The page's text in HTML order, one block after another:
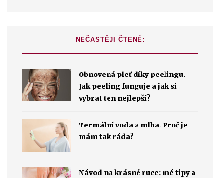
NEČASTĚJI ČTENÉ:
Obnovená pleť díky peelingu.
Jak peeling funguje a jak si
vybrat ten nejlepší?
Termální voda a mlha. Proč je
mám tak ráda?
Návod na krásné ruce: mé tipy a